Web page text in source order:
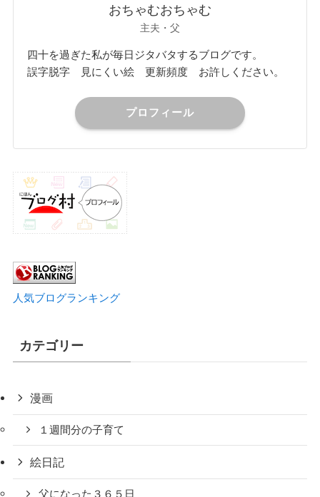
おちゃむおちゃむ
主夫・父
四十を過ぎた私が毎日ジタバタするブログです。
誤字脱字 見にくい絵 更新頻度 お許しください。
プロフィール
人気ブログランキング
カテゴリー
漫画
１週間分の子育て
絵日記
父になった３６５日